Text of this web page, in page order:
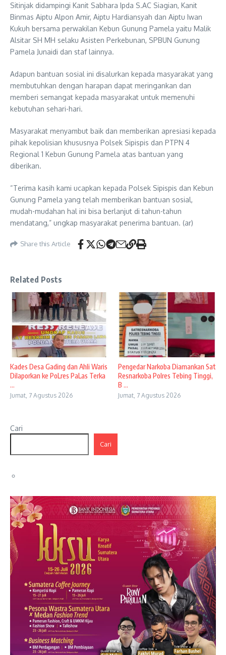
Sitinjak didampingi Kanit Sabhara Ipda S.AC Siagian, Kanit
Binmas Aiptu Alpon Amir, Aiptu Hardiansyah dan Aiptu Iwan
Kukuh bersama perwakilan Kebun Gunung Pamela yaitu Malik
Alsitar SH MH selaku Asisten Perkebunan, SPBUN Gunung
Pamela Junaidi dan staf lainnya.
Adapun bantuan sosial ini disalurkan kepada masyarakat yang
membutuhkan dengan harapan dapat meringankan dan
memberi semangat kepada masyarakat untuk memenuhi
kebutuhan sehari-hari.
Masyarakat menyambut baik dan memberikan apresiasi kepada
pihak kepolisian khususnya Polsek Sipispis dan PTPN 4
Regional 1 Kebun Gunung Pamela atas bantuan yang
diberikan.
“Terima kasih kami ucapkan kepada Polsek Sipispis dan Kebun
Gunung Pamela yang telah memberikan bantuan sosial,
mudah-mudahan hal ini bisa berlanjut di tahun-tahun
mendatang,” ungkap masyarakat penerima bantuan. (ar)
Share this Article
Related Posts
Kades Desa Gading dan Ahli Waris
Dilaporkan ke PoLres PaLas Terka
...
Jumat, 7 Agustus 2026
Pengedar Narkoba Diamankan Sat
Resnarkoba Polres Tebing Tinggi,
B ...
Jumat, 7 Agustus 2026
Cari
Cari